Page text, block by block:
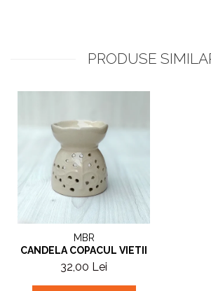
PRODUSE
MBR
CANDELA COPACUL VIETII
32,00 Lei